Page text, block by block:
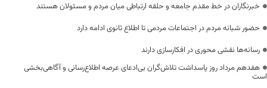
خبرنگاران در خط مقدم جامعه و حلقه ارتباطی میان مردم و مسئولان هستند
حضور شبانه مردم در اجتماعات مردمی تا اطلاع ثانوی ادامه دارد
رسانه‌ها نقشی محوری در افکارسازی دارند
هفدهم مرداد روز پاسداشت تلاش‌گران بی‌ادعای عرصه اطلاع‌رسانی و آگاهی‌بخشی
است